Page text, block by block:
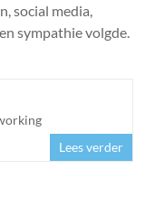
social media,
sympathie volgde.
Lees verder